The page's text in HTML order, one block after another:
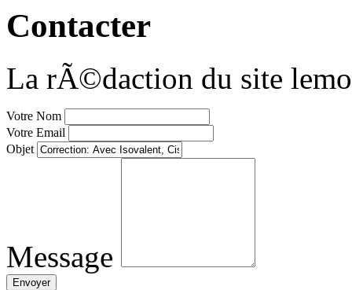
Contacter
La rÃ©daction du site
Votre Nom
Votre Email
Objet
Message